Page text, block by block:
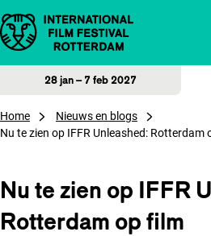
Direct naar inhoud
28 jan – 7 feb 2027
Home
Nieuws en blogs
Nu te zien op IFFR Unleashed: Rotterdam
Nu te zien op IFFR
Rotterdam op film